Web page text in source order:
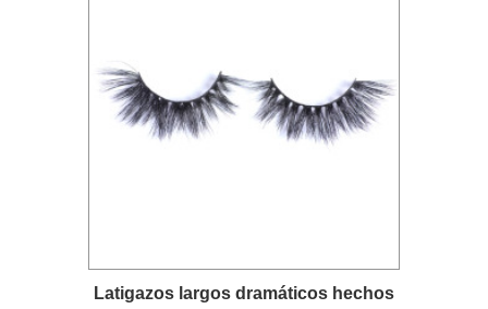
Latigazos largos dramáticos hechos